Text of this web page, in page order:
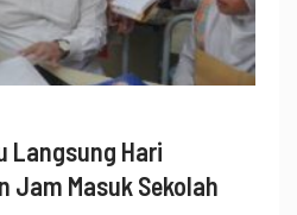
Langsung Hari
Jam Masuk Sekolah